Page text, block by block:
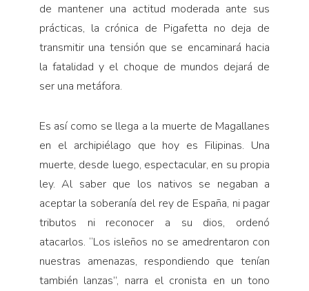
de mantener una actitud moderada ante sus
prácticas, la crónica de Pigafetta no deja de
transmitir una tensión que se encaminará hacia
la fatalidad y el choque de mundos dejará de
ser una metáfora.
Es así como se llega a la muerte de Magallanes
en el archipiélago que hoy es Filipinas. Una
muerte, desde luego, espectacular, en su propia
ley. Al saber que los nativos se negaban a
aceptar la soberanía del rey de España, ni pagar
tributos ni reconocer a su dios, ordenó
atacarlos. “Los isleños no se amedrenta­ron con
nuestras amenazas, respondiendo que tenían
también lanzas”, narra el cronista en un tono